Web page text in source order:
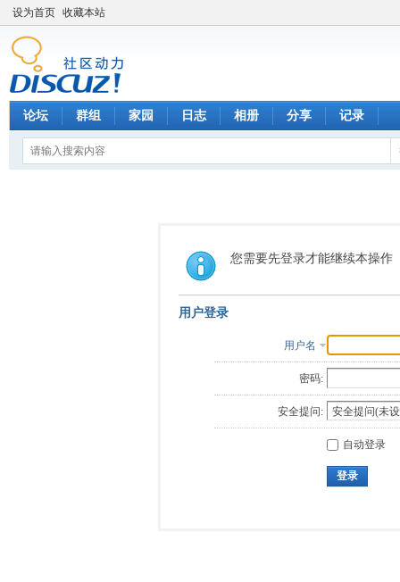
设为首页 收藏本站
论坛 群组 家园 日志 相册 分享 记录
您需要先登录才能继续本操作
用户登录
用户名
密码:
安全提问:
自动登录
登录